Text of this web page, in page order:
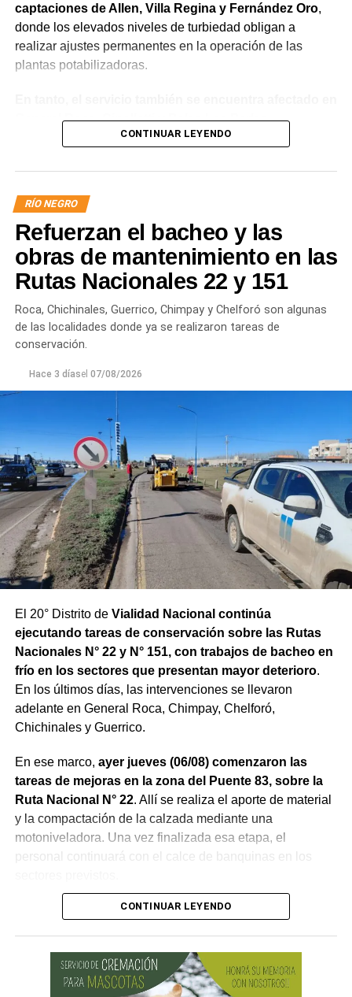
captaciones de Allen, Villa Regina y Fernández Oro,
donde los elevados niveles de turbiedad obligan a
realizar ajustes permanentes en la operación de las
plantas potabilizadoras.
General Roca, Cipolletti y Balsa Las Perlas,
localidades donde podrían registrarse bajas de
trabaja para sostener la producción de agua potable.
Por otra parte, en Gral. E. Godoy se registran valores de
turbiedad cercanos a 80 NTU, mientras que en
Chichinales rondan los 10 NTU. En ambos casos, las
plantas continúan funcionando con monitoreo
permanente.
Los equipos técnicos de Aguas Rionegrinas mantienen
un seguimiento constante de la evolución de la turbiedad
con las condiciones que presenta el río.
CONTINUAR LEYENDO
RÍO NEGRO
Refuerzan el bacheo y las
obras de mantenimiento en las
Rutas Nacionales 22 y 151
Roca, Chichinales, Guerrico, Chimpay y Chelforó son algunas
de las localidades donde ya se realizaron tareas de
conservación.
Hace 3 díasel 07/08/2026
El 20° Distrito de Vialidad Nacional continúa
ejecutando tareas de conservación sobre las Rutas
Nacionales N° 22 y N° 151, con trabajos de bacheo en
frío en los sectores que presentan mayor deterioro.
En los últimos días, las intervenciones se llevaron
adelante en General Roca, Chimpay, Chelforó,
Chichinales y Guerrico.
En ese marco, ayer jueves (06/08) comenzaron las
tareas de mejoras en la zona del Puente 83, sobre la
Ruta Nacional N° 22. Allí se realiza el aporte de material
y la compactación de la calzada mediante una
motoniveladora. Una vez finalizada esa etapa, el
personal continuará con el calce de banquinas en los
CONTINUAR LEYENDO